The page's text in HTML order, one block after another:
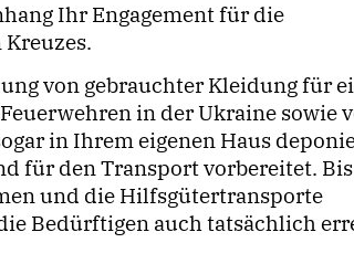
Ihr Engagement für die
von gebrauchter Kleidung für
in der Ukraine sowie
in Ihrem eigenen Haus
für den Transport vorbereitet. Bis
und die Hilfsgütertransporte
Bedürftigen auch tatsächlich